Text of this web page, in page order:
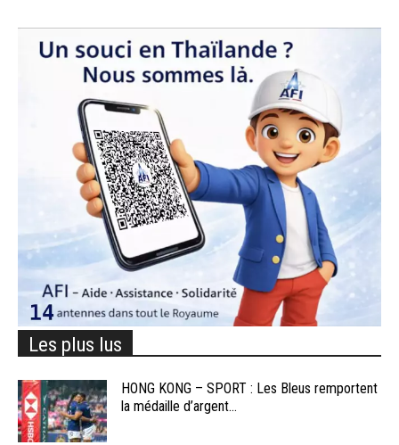
Les plus lus
HONG KONG – SPORT : Les Bleus remportent
la médaille d’argent...